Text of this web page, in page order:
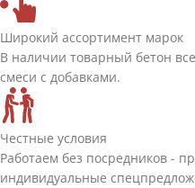
Широкий ассортимент марок
В наличии товарный бетон
смеси с добавками.
Честные условия
Работаем без посредников -
индивидуальные